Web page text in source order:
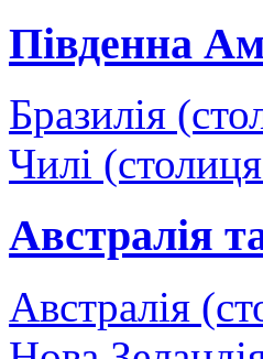
Південна
Бразилія
Чилі
Австралія
Австралія